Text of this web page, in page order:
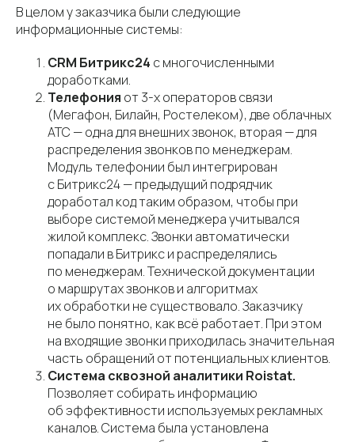
В целом у заказчика были следующие
информационные системы:
CRM Битрикс24 с многочисленными
доработками.
Телефония от 3-х операторов связи
(Мегафон, Билайн, Ростелеком), две облачных
АТС — одна для внешних звонок, вторая — для
распределения звонков по менеджерам.
Модуль телефонии был интегрирован
с Битрикс24 — предыдущий подрядчик
доработал код таким образом, чтобы при
выборе системой менеджера учитывался
жилой комплекс. Звонки автоматически
попадали в Битрикс и распределялись
по менеджерам. Технической документации
о маршрутах звонков и алгоритмах
их обработки не существовало. Заказчику
не было понятно, как всё работает. При этом
на входящие звонки приходилась значительная
часть обращений от потенциальных клиентов.
Система сквозной аналитики Roistat.
Позволяет собирать информацию
об эффективности используемых рекламных
каналов. Система была установлена